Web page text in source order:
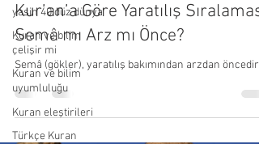
yasin 40 düz dünya
Kuran ve bilim
çelişir mi
Kuran ve bilim
uyumluluğu
Kuran eleştirileri
Türkçe Kuran
Kur’an’a Göre Yaratılış
Semâ mı Arz mı Önce?
Semâ (gökler), yaratılış bakımından arzdan öncedir.